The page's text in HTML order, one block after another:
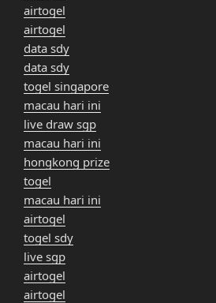
airtogel
airtogel
data sdy
data sdy
togel singapore
macau hari ini
live draw sgp
macau hari ini
hongkong prize
togel
macau hari ini
airtogel
togel sdy
live sgp
airtogel
airtogel